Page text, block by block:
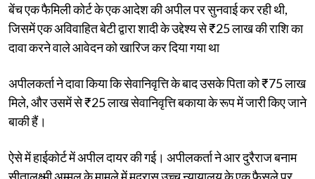
बेंच एक फैमिली कोर्ट के एक आदेश की अपील पर सुनवाई कर रही थी,
जिसमें एक अविवाहित बेटी द्वारा शादी के उद्देश्य से ₹25 लाख की राशि का
दावा करने वाले आवेदन को खारिज कर दिया गया था
अपीलकर्ता ने दावा किया कि सेवानिवृत्ति के बाद उसके पिता को ₹75 लाख
मिले, और उसमें से ₹25 लाख सेवानिवृत्ति बकाया के रूप में जारी किए जाने
बाकी हैं।
ऐसे में हाईकोर्ट में अपील दायर की गई। अपीलकर्ता ने आर दुरैराज बनाम
सीतालक्ष्मी अम्मल के मामले में मद्रास उच्च न्यायालय के एक फैसले पर